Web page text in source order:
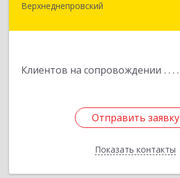
Верхнеднепровский
Клиентов на сопровождении
Отправить заявку
Показать контакты
Отправить заявку
Назад